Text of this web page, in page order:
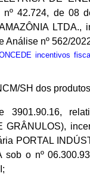
42.724, de 08
Análise nº 562/
incentivos
SH dos
3901.90.16,
GRÂNULOS),
PORTAL
sob o nº